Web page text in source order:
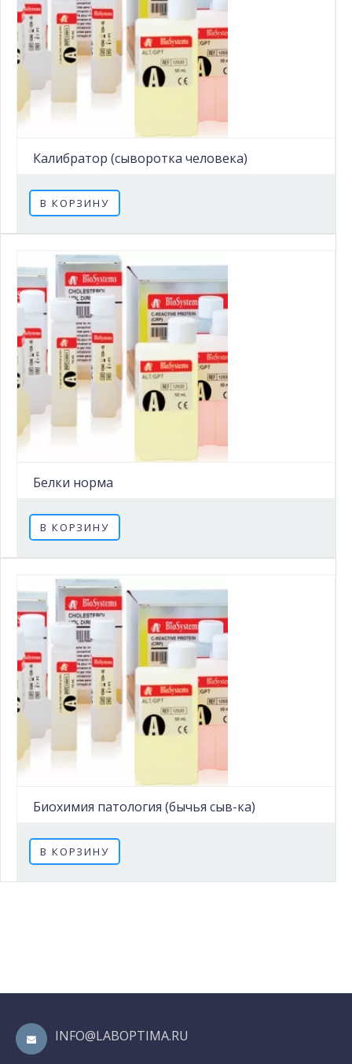
Калибратор (сыворотка человека)
В КОРЗИНУ
Белки норма
В КОРЗИНУ
Биохимия патология (бычья сыв-ка)
В КОРЗИНУ
INFO@LABOPTIMA.RU